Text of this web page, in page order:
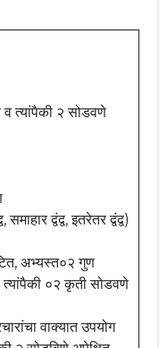
त्यांपैकी २ सोडवणे
द्वंद्व, इतरेतर द्वंद्व)
अभ्यस्त०२ गुण
०२ कृती सोडवणे
वाक्यात उपयोग